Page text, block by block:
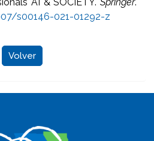
AI & SOCIETY.Springer.
s00146-021-01292-z
Volver